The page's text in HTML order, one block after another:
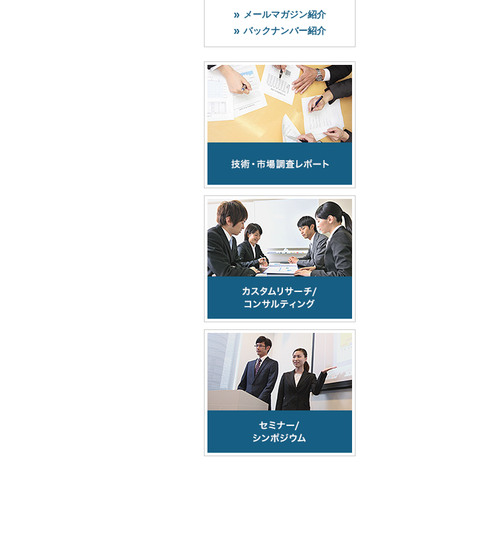
メールマガジン紹介
バックナンバー紹介